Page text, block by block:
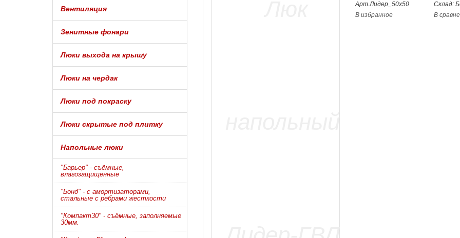
Вентиляция
Зенитные фонари
Люки выхода на крышу
Люки на чердак
Люки под покраску
Люки скрытые под плитку
Напольные люки
"Барьер" - съёмные,
влагозащищенные
"Бонд" - с амортизаторами,
стальные с ребрами жесткости
"Компакт30" - съёмные, заполняемые
30мм.
Арт.Лидер_50х50
Склад:
В избранное
В